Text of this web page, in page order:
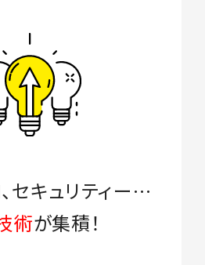
セキュリティー…
術が集積！